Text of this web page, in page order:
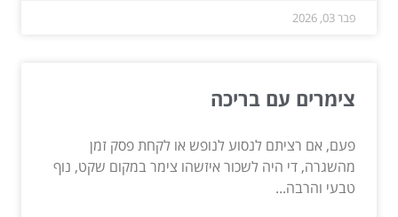
פבר 03, 2026
צימרים עם בריכה
פעם, אם רציתם לנסוע לנופש או לקחת פסק זמן
מהשגרה, די היה לשכור איזשהו צימר במקום שקט, נוף
טבעי והרבה...